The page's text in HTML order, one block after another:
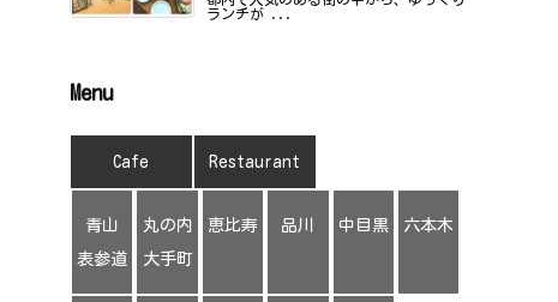
ランチが ...
Menu
Cafe Restaurant
青山
表参道
丸の内
大手町
恵比寿 品川 中目黒 六本木